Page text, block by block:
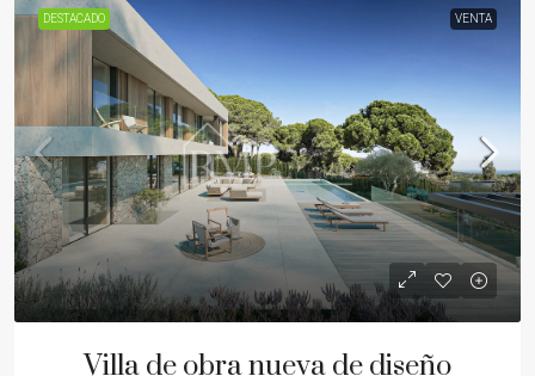
DESTACADO VENTA
Villa de obra nueva de diseño